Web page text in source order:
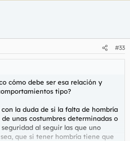
#33
cómo debe ser esa relación y
tipo?
la duda de si la falta de hombría
unas costumbres determinadas o
al seguir las que uno
que si tener hombría tiene que